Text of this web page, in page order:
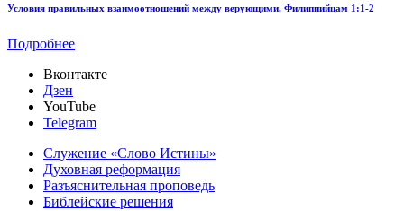
Условия правильных взаимоотношений между верующими. Филиппийцам 1:1-2
Подробнее
Вконтакте
Дзен
YouTube
Telegram
Служение «Слово Истины»
Духовная реформация
Разъяснительная проповедь
Библейские решения